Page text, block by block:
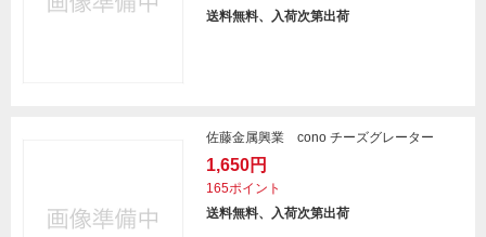
送料無料、入荷次第出荷
佐藤金属興業 cono チーズグレーター
1,650円
165ポイント
送料無料、入荷次第出荷